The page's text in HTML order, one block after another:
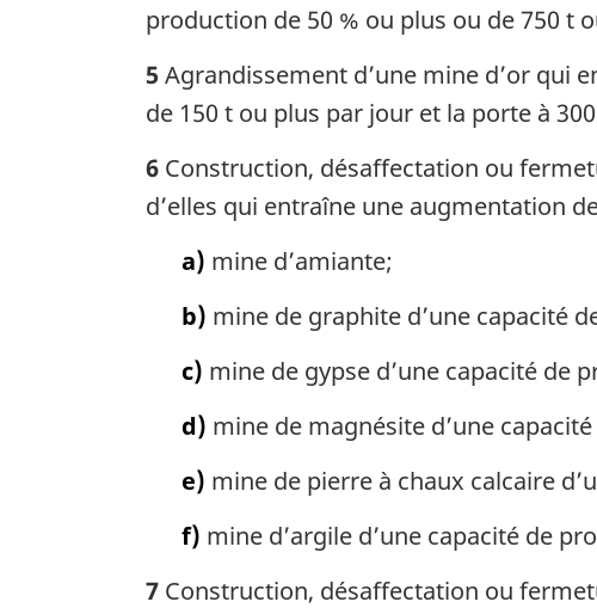
production de 50 % ou plus ou de 750 t
5Agrandissement d’une mine d’or qui
de 150 t ou plus par jour et la porte à
6 Construction, désaffectation ou
d’elles qui entraîne une augmentation
a) mine d’amiante;
b) mine de graphite d’une capacité
c) mine de gypse d’une capacité de
d) mine de magnésite d’une
e) mine de pierre à chaux calcaire
f) mine d’argile d’une capacité de
7 Construction, désaffectation ou